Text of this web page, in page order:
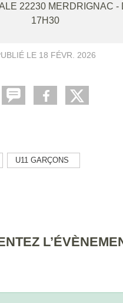
22230 MERDRIGNAC -
17H30
LE 18 FÉVR. 2026
U11 GARÇONS